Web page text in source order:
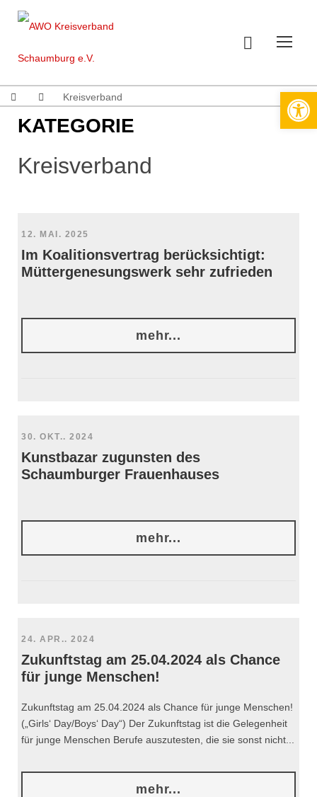
Kreisverband
KATEGORIE
Kreisverband
12. MAI. 2025
Im Koalitionsvertrag berücksichtigt:
Müttergenesungswerk sehr zufrieden
mehr...
30. OKT.. 2024
Kunstbazar zugunsten des
Schaumburger Frauenhauses
mehr...
24. APR.. 2024
Zukunftstag am 25.04.2024 als Chance
für junge Menschen!
Zukunftstag am 25.04.2024 als Chance für junge Menschen!
(„Girls‘ Day/Boys‘ Day“) Der Zukunftstag ist die Gelegenheit
für junge Menschen Berufe auszutesten, die sie sonst nicht...
mehr...
Werkzeugleiste öffnen